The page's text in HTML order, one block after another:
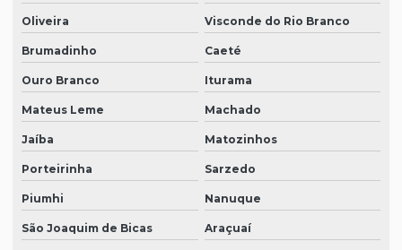
Oliveira Visconde do Rio Branco
Brumadinho Caeté
Ouro Branco Iturama
Mateus Leme Machado
Jaíba Matozinhos
Porteirinha Sarzedo
Piumhi Nanuque
São Joaquim de Bicas Araçuaí